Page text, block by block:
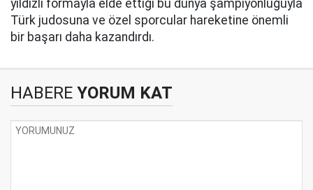
yıldızlı formayla elde ettiği bu dünya şampiyonluğuyla
Türk judosuna ve özel sporcular hareketine önemli
bir başarı daha kazandırdı.
HABERE YORUM KAT